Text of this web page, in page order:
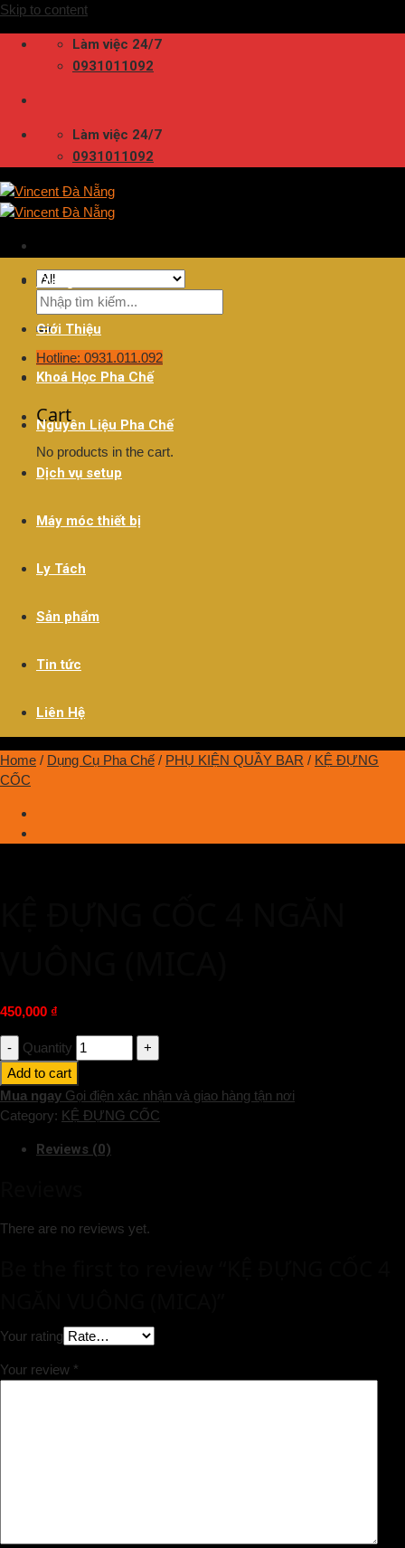
Skip to content
Làm việc 24/7
0931011092
Làm việc 24/7
0931011092
Hotline: 0931.011.092
Cart
No products in the cart.
Trang Chủ
Giới Thiệu
Khoá Học Pha Chế
Nguyên Liệu Pha Chế
Dịch vụ setup
Máy móc thiết bị
Ly Tách
Sản phẩm
Tin tức
Liên Hệ
Home / Dụng Cụ Pha Chế / PHỤ KIỆN QUẦY BAR / KỆ ĐỰNG
CỐC
450,000 ₫
Quantity
Add to cart
Mua ngay Gọi điện xác nhận và giao hàng tận nơi
Category: KỆ ĐỰNG CỐC
Reviews (0)
There are no reviews yet.
Your rating
Your review *